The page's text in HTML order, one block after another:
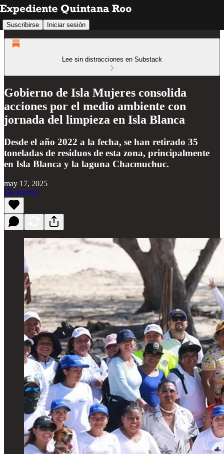
Suscribirse Iniciar sesión
Lee sin distracciones en Substack
Gobierno de Isla Mujeres consolida
acciones por el medio ambiente con
jornada del limpieza en Isla Blanca
Desde el año 2022 a la fecha, se han retirado 35
toneladas de residuos de esta zona, principalmente
en Isla Blanca y la laguna Chacmuchuc.
may 17, 2025
Escucha